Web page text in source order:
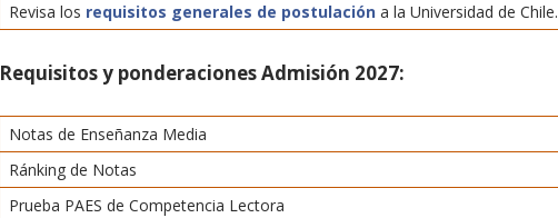
Revisa los requisitos generales de postulación a la Universidad de Chile.
Requisitos y ponderaciones Admisión 2027:
Notas de Enseñanza Media
Ránking de Notas
Prueba PAES de Competencia Lectora